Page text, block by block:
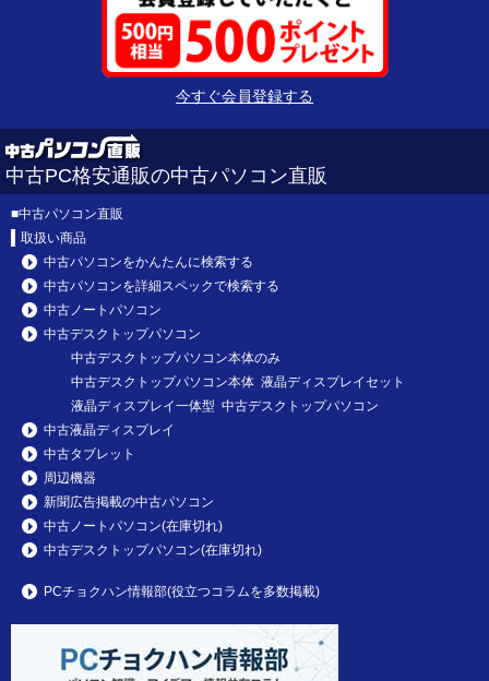
今すぐ会員登録する
中古PC格安通販の中古パソコン直販
■中古パソコン直販
取扱い商品
中古パソコンをかんたんに検索する
中古パソコンを詳細スペックで検索する
中古ノートパソコン
中古デスクトップパソコン
中古デスクトップパソコン本体のみ
中古デスクトップパソコン本体 液晶ディスプレイセット
液晶ディスプレイ一体型 中古デスクトップパソコン
中古液晶ディスプレイ
中古タブレット
周辺機器
新聞広告掲載の中古パソコン
中古ノートパソコン(在庫切れ)
中古デスクトップパソコン(在庫切れ)
PCチョクハン情報部(役立つコラムを多数掲載)